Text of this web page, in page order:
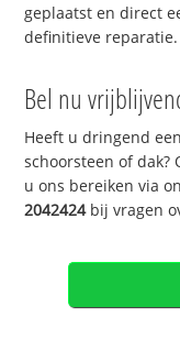
geplaatst en direct
definitieve reparatie.
Bel nu
Heeft u dringend
schoorsteen of dak?
u ons bereiken via
2042424bij vragen